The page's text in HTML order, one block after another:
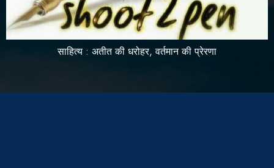
साहित्य : अतीत की धरोहर, वर्तमान की प्रेरणा